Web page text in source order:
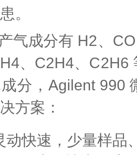
。
气成分有 H2、
4、C2H4、C2H6
成分，Agilent 990
方案：
动快速，少量样品